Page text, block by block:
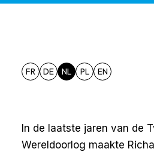
FR DE NL PL EN
In de laatste jaren van de
Wereldoorlog maakte